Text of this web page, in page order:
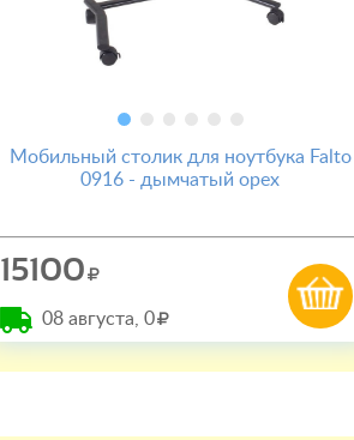
Мобильный столик для ноутбука Falto
0916 - дымчатый орех
15100
08 августа, 0